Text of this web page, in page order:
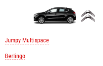
Jumpy Multispace
Berlingo